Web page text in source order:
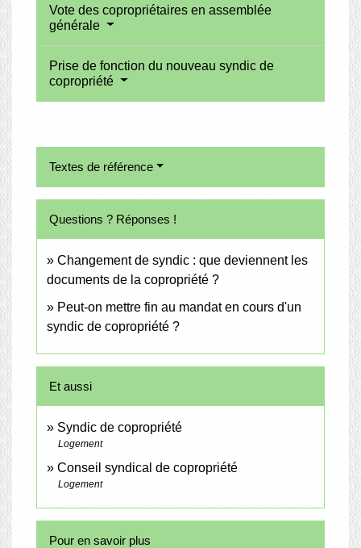
Vote des copropriétaires en assemblée
générale
Prise de fonction du nouveau syndic de
copropriété
Textes de référence
Questions ? Réponses !
Changement de syndic : que deviennent les
documents de la copropriété ?
Peut-on mettre fin au mandat en cours d'un
syndic de copropriété ?
Et aussi
Syndic de copropriété
Logement
Conseil syndical de copropriété
Logement
Pour en savoir plus